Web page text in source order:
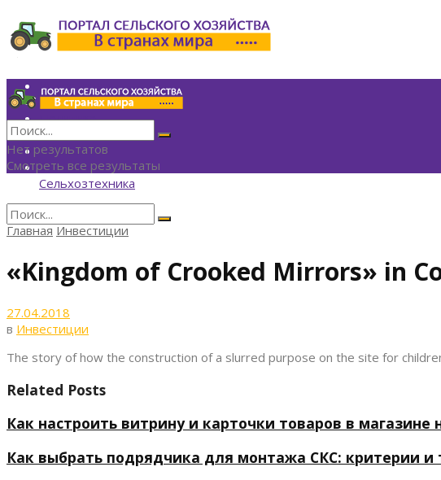
Инвестиции
Агрономия
Политика
Финансы
Технологии
Экономика
Сельхозтехника
Нет результатов
Нет результатов
Смотреть все результаты
Главная Инвестиции
«Kingdom of Crooked Mirrors» in
27.04.2018
в Инвестиции
The story of how the construction of a slurred purpose on the site for
Related Posts
Как настроить витрину и карточки товаров в магазине
Как выбрать подрядчика для монтажа СКС: критерии